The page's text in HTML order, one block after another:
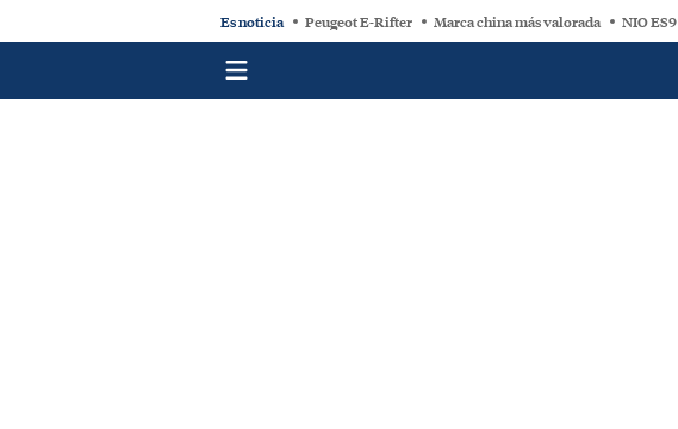
Es noticia Peugeot E-Rifter Marca china más valorada NIO ES9